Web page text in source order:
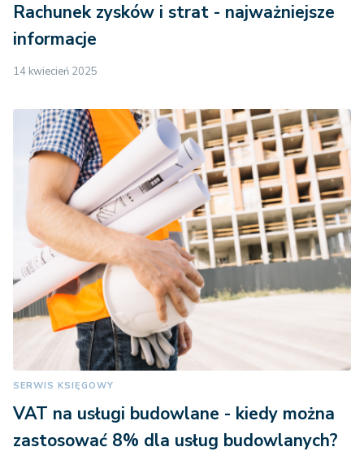
Rachunek zysków i strat - najważniejsze
informacje
14 kwiecień 2025
SERWIS KSIĘGOWY
VAT na usługi budowlane - kiedy można
zastosować 8% dla usług budowlanych?